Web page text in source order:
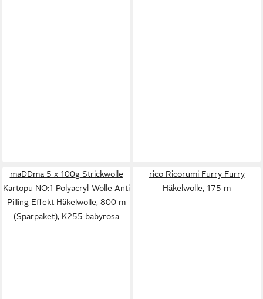
maDDma 5 x 100g Strickwolle
Kartopu NO:1 Polyacryl-Wolle Anti
Pilling Effekt Häkelwolle, 800 m
(Sparpaket), K255 babyrosa
rico Ricorumi Furry Furry
Häkelwolle, 175 m